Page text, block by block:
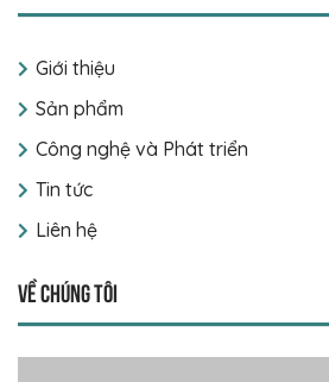
Giới thiệu
Sản phẩm
Công nghệ và Phát triển
Tin tức
Liên hệ
Về chúng tôi